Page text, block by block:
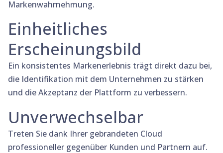
Markenwahrnehmung.
Einheitliches
Erscheinungsbild
Ein konsistentes Markenerlebnis trägt direkt dazu bei,
die Identifikation mit dem Unternehmen zu stärken
und die Akzeptanz der Plattform zu verbessern.
Unverwechselbar
Treten Sie dank Ihrer gebrandeten Cloud
professioneller gegenüber Kunden und Partnern auf.